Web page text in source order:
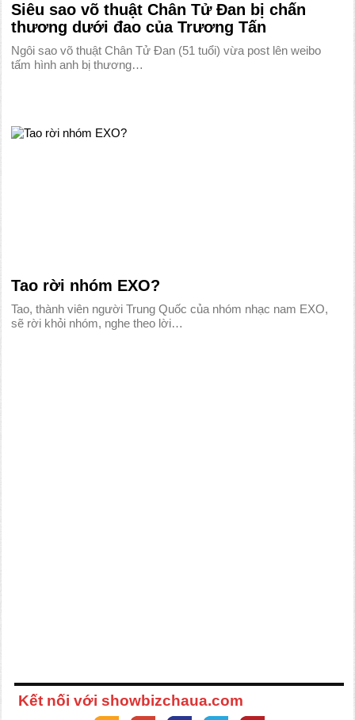
Siêu sao võ thuật Chân Tử Đan bị chấn
thương dưới đao của Trương Tấn
Ngôi sao võ thuật Chân Tử Đan (51 tuổi) vừa post lên weibo
tấm hình anh bị thương…
Tao rời nhóm EXO?
Tao, thành viên người Trung Quốc của nhóm nhạc nam EXO,
sẽ rời khỏi nhóm, nghe theo lời…
Kết nối với showbizchaua.com